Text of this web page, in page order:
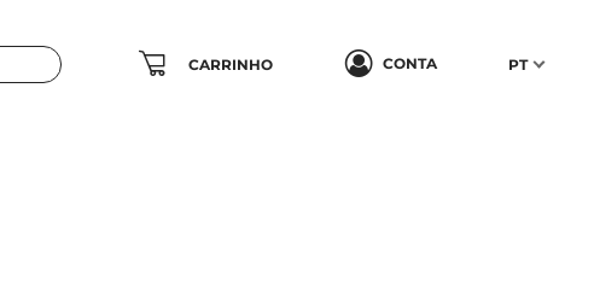
CARRINHO CONTA PT